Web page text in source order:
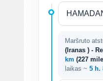
Maršruto
(Iranas ) -
km (227
laikas ~ 5 h.